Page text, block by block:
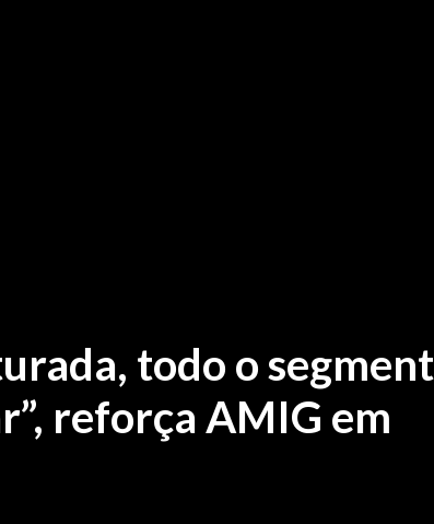
todo o
reforça AMIG em